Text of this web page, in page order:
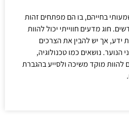
בחייהם, בו הם מפתחים זהות
חוג מדעים חווייתי יכול להוות
ידע, אך יש להבין את הצרכים
הנוער. נושאים כמו טכנולוגיה,
להוות מוקד משיכה ולסייע בהגברת